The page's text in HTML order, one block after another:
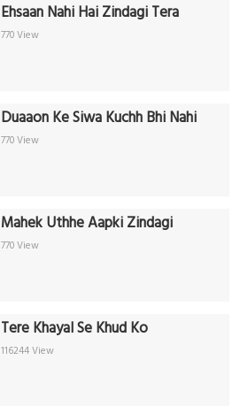
Ehsaan Nahi Hai Zindagi Tera
770 View
Duaaon Ke Siwa Kuchh Bhi Nahi
770 View
Mahek Uthhe Aapki Zindagi
770 View
Tere Khayal Se Khud Ko
116244 View